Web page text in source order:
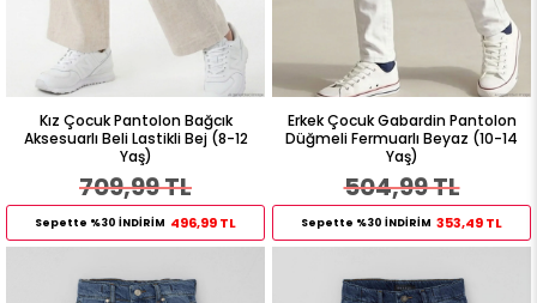
Kız Çocuk Pantolon Bağcık
Aksesuarlı Beli Lastikli Bej (8-12
Yaş)
709,99 TL
Sepette %30 İNDİRİM 496,99 TL
Erkek Çocuk Gabardin Pantolon
Düğmeli Fermuarlı Beyaz (10-14
Yaş)
504,99 TL
Sepette %30 İNDİRİM 353,49 TL